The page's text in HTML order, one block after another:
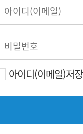
아이디(이메일)저장